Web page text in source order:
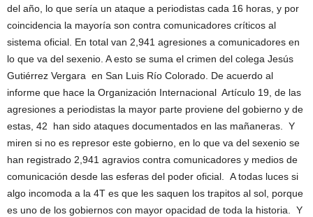
del año, lo que sería un ataque a periodistas cada 16 horas, y por
coincidencia la mayoría son contra comunicadores críticos al
sistema oficial. En total van 2,941 agresiones a comunicadores en
lo que va del sexenio. A esto se suma el crimen del colega Jesús
Gutiérrez Vergara en San Luis Río Colorado. De acuerdo al
informe que hace la Organización Internacional Artículo 19, de las
agresiones a periodistas la mayor parte proviene del gobierno y de
estas, 42 han sido ataques documentados en las mañaneras. Y
miren si no es represor este gobierno, en lo que va del sexenio se
han registrado 2,941 agravios contra comunicadores y medios de
comunicación desde las esferas del poder oficial. A todas luces si
algo incomoda a la 4T es que les saquen los trapitos al sol, porque
es uno de los gobiernos con mayor opacidad de toda la historia. Y